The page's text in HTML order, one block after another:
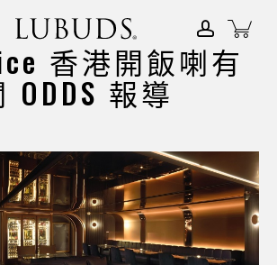
account
香港開飯喇有
ODDS 報導
Close
Menu